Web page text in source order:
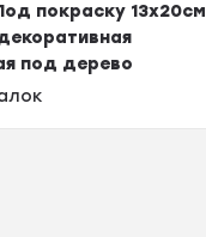
покраску 13х20см
под дерево